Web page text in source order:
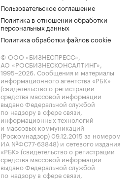
Пользовательское соглашение
Политика в отношении обработки
персональных данных
Политика обработки файлов cookie
© ООО «БИЗНЕСПРЕСС»,
АО «РОСБИЗНЕСКОНСАЛТИНГ»,
1995–2026. Сообщения и материалы
информационного агентства «РБК»
(свидетельство о регистрации
средства массовой информации
выдано Федеральной службой
по надзору в сфере связи,
информационных технологий
и массовых коммуникаций
(Роскомнадзор) 09.12.2015 за номером
ИА №ФС77-63848) и сетевого издания
«РБК» (свидетельство о регистрации
средства массовой информации
выдано Федеральной службой
по надзору в сфере связи,